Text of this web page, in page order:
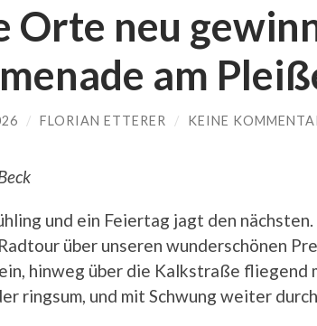
Orte neu
am
/ FLORIAN ETTERER / KEINE
und ein Feiertag jagt den
über unseren wunderschönen
hinweg über die Kalkstraße fliegend
ringsum, und mit Schwung weiter